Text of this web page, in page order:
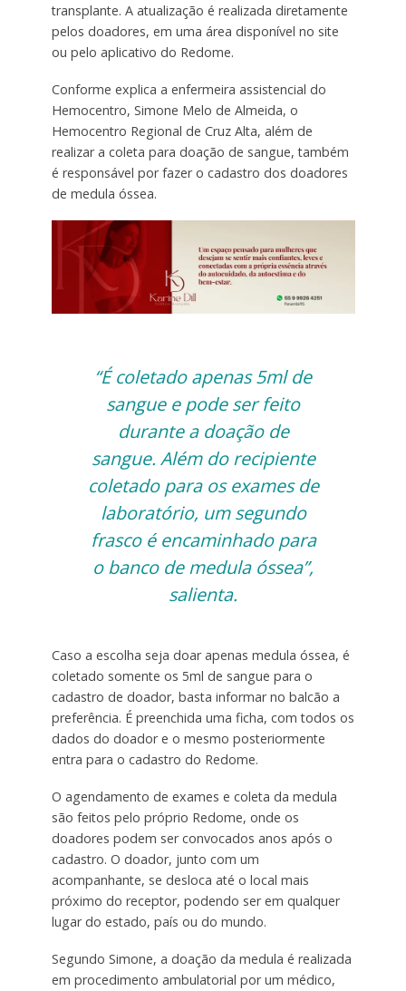
transplante. A atualização é realizada diretamente
pelos doadores, em uma área disponível no site
ou pelo aplicativo do Redome.
Conforme explica a enfermeira assistencial do
Hemocentro, Simone Melo de Almeida, o
Hemocentro Regional de Cruz Alta, além de
realizar a coleta para doação de sangue, também
é responsável por fazer o cadastro dos doadores
de medula óssea.
“É coletado apenas 5ml de
sangue e pode ser feito
durante a doação de
sangue. Além do recipiente
coletado para os exames de
laboratório, um segundo
frasco é encaminhado para
o banco de medula óssea”,
salienta.
Caso a escolha seja doar apenas medula óssea, é
coletado somente os 5ml de sangue para o
cadastro de doador, basta informar no balcão a
preferência. É preenchida uma ficha, com todos os
dados do doador e o mesmo posteriormente
entra para o cadastro do Redome.
O agendamento de exames e coleta da medula
são feitos pelo próprio Redome, onde os
doadores podem ser convocados anos após o
cadastro. O doador, junto com um
acompanhante, se desloca até o local mais
próximo do receptor, podendo ser em qualquer
lugar do estado, país ou do mundo.
Segundo Simone, a doação da medula é realizada
em procedimento ambulatorial por um médico,